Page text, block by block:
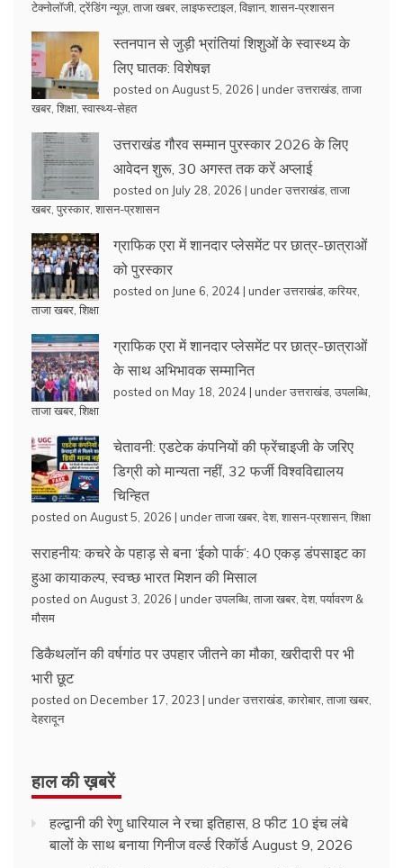
टेक्नोलॉजी ट्रेंडिंग न्यूज़, ताजा खबर लाइफस्टाइल विज्ञान, शासन-प्रशासन
स्तनपान से जुड़ी भ्रांतियां शिशुओं के स्वास्थ्य के
लिए घातक: विशेषज्ञ
posted on August 5, 2026 | underउत्तराखंड ताजा
खबर शिक्षा स्वास्थ्य-सेहत
उत्तराखंड गौरव सम्मान पुरस्कार 2026 के लिए
आवेदन शुरू, 30 अगस्त तक करें अप्लाई
posted on July 28, 2026 | underउत्तराखंड ताजा
खबर पुरस्कार शासन-प्रशासन
ग्राफिक एरा में शानदार प्लेसमेंट पर छात्र-छात्राओं
को पुरस्कार
posted on June 6, 2024 | underउत्तराखंड करियर
ताजा खबर शिक्षा
ग्राफिक एरा में शानदार प्लेसमेंट पर छात्र-छात्राओं
के साथ अभिभावक सम्मानित
posted on May 18, 2024 | underउत्तराखंड उपलब्धि
ताजा खबर शिक्षा
चेतावनी: एडटेक कंपनियों की फ्रेंचाइजी के जरिए
डिग्री को मान्यता नहीं, 32 फर्जी विश्वविद्यालय
चिन्हित
posted on August 5, 2026 | underताजा खबर देश, शासन-प्रशासन, शिक्षा
सराहनीय: कचरे के पहाड़ से बना ‘ईको पार्क’: 40 एकड़ डंपसाइट का
हुआ कायाकल्प, स्वच्छ भारत मिशन की मिसाल
posted on August 3, 2026 | underउपलब्धि ताजा खबर देश, पर्यावरण &
मौसम
डिकैथलॉन की वर्षगांठ पर उपहार जीतने का मौका, खरीदारी पर भी
भारी छूट
posted on December 17, 2023 | underउत्तराखंड कारोबार ताजा खबर
देहरादून
हाल की ख़बरें
हल्द्वानी की रेणु धारियाल ने रचा इतिहास, 8 फीट 10 इंच लंबे
बालों के साथ बनाया गिनीज वर्ल्ड रिकॉर्ड August 9, 2026